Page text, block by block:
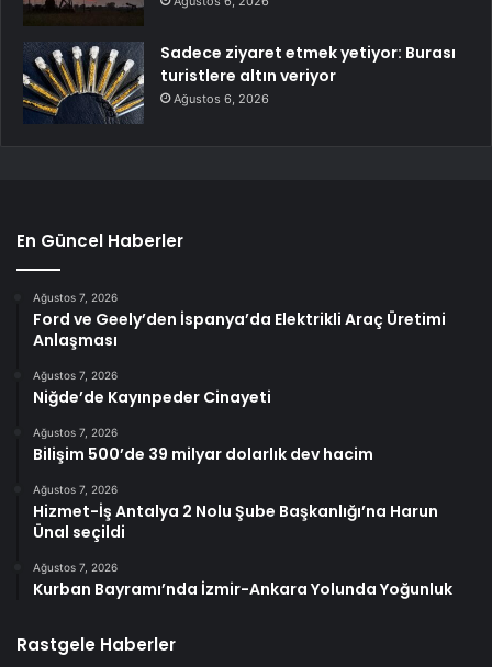
Sadece ziyaret etmek yetiyor: Burası
turistlere altın veriyor
Ağustos 6, 2026
En Güncel Haberler
Ağustos 7, 2026
Ford ve Geely’den İspanya’da Elektrikli Araç Üretimi
Anlaşması
Ağustos 7, 2026
Niğde’de Kayınpeder Cinayeti
Ağustos 7, 2026
Bilişim 500’de 39 milyar dolarlık dev hacim
Ağustos 7, 2026
Hizmet-İş Antalya 2 Nolu Şube Başkanlığı’na Harun
Ünal seçildi
Ağustos 7, 2026
Kurban Bayramı’nda İzmir-Ankara Yolunda Yoğunluk
Rastgele Haberler